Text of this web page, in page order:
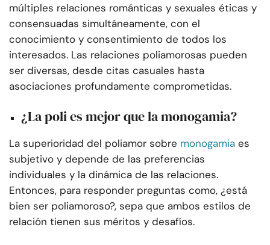
múltiples relaciones románticas y sexuales éticas y
consensuadas simultáneamente, con el
conocimiento y consentimiento de todos los
interesados. Las relaciones poliamorosas pueden
ser diversas, desde citas casuales hasta
asociaciones profundamente comprometidas.
¿La poli es mejor que la monogamia?
La superioridad del poliamor sobre monogamia es
subjetivo y depende de las preferencias
individuales y la dinámica de las relaciones.
Entonces, para responder preguntas como, ¿está
bien ser poliamoroso?, sepa que ambos estilos de
relación tienen sus méritos y desafíos.